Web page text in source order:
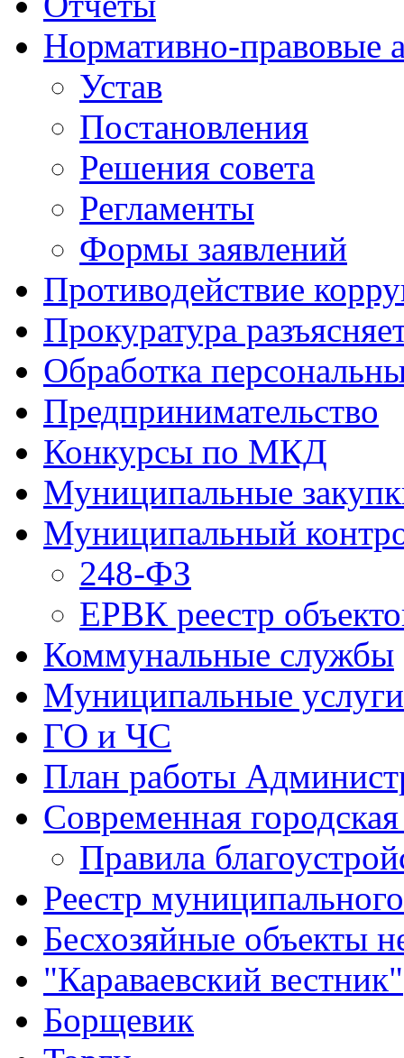
Нормативно-правовые
Устав
Постановления
Решения совета
Регламенты
Формы заявлений
Противодействие
Прокуратура
Обработка
Предпринимательство
Конкурсы по МКД
Муниципальные
Муниципальный
248-ФЗ
ЕРВК реестр
Коммунальные службы
Муниципальные услуги
ГО и ЧС
План работы
Современная городская
Правила
Реестр
Бесхозяйные объекты
"Караваевский вестник"
Борщевик